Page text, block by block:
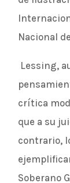
Nacional
Lessing,
crítica
que a su
contrario,
Soberano